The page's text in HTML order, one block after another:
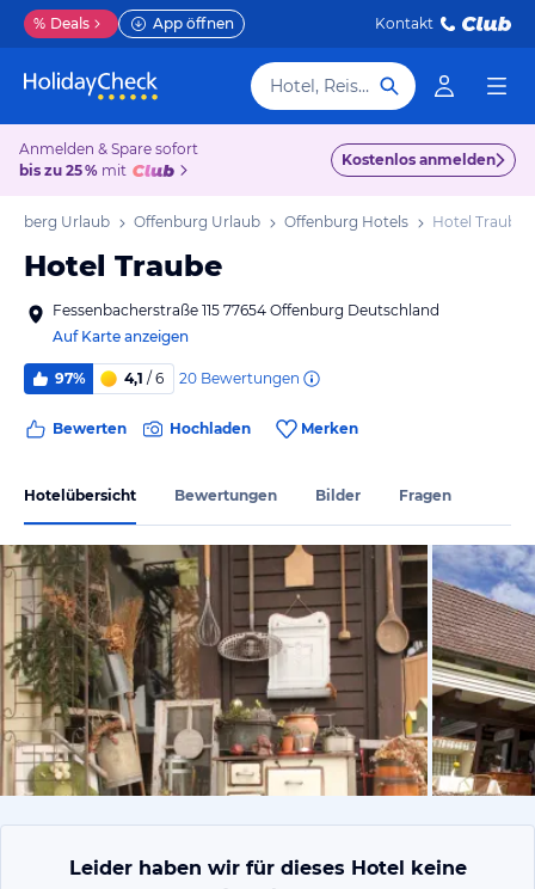
% Deals App öffnen Kontakt
Hotel, Reiseziel
Anmelden & Spare sofort
bis zu 25 % mit
Kostenlos anmelden
Urlaub Offenburg Urlaub Offenburg Hotels Hotel Traube
Hotel Traube
Fessenbacherstraße 115 77654 Offenburg Deutschland
Auf Karte anzeigen
97% 4,1 / 6 20 Bewertungen
Bewerten Hochladen Merken
Hotelübersicht Bewertungen Bilder Fragen
von
Leider haben wir für dieses Hotel keine